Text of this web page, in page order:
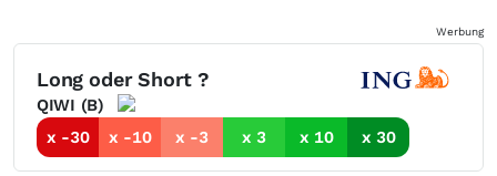
Werbung
Long oder Short ?
QIWI (B)
x -30
x -10 x -3 x 3 x 10 x 30